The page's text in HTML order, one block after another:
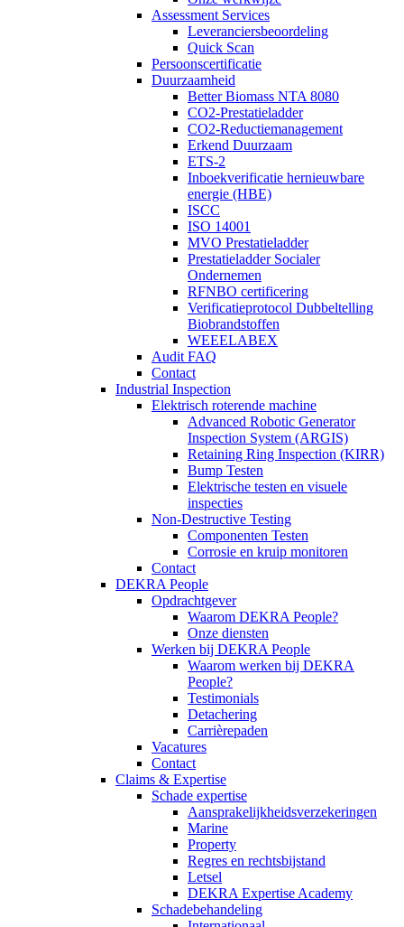
Assessment Services
Leveranciersbeoordeling
Quick Scan
Persoonscertificatie
Duurzaamheid
Better Biomass NTA 8080
CO2-Prestatieladder
CO2-Reductiemanagement
Erkend Duurzaam
ETS-2
Inboekverificatie hernieuwbare
energie (HBE)
ISCC
ISO 14001
MVO Prestatieladder
Prestatieladder Socialer
Ondernemen
RFNBO certificering
Verificatieprotocol Dubbeltelling
Biobrandstoffen
WEEELABEX
Audit FAQ
Contact
Industrial Inspection
Elektrisch roterende machine
Advanced Robotic Generator
Inspection System (ARGIS)
Retaining Ring Inspection (KIRR)
Bump Testen
Elektrische testen en visuele
inspecties
Non-Destructive Testing
Componenten Testen
Corrosie en kruip monitoren
Contact
DEKRA People
Opdrachtgever
Waarom DEKRA People?
Onze diensten
Werken bij DEKRA People
Waarom werken bij DEKRA
People?
Testimonials
Detachering
Carrièrepaden
Vacatures
Contact
Claims & Expertise
Schade expertise
Aansprakelijkheidsverzekeringen
Marine
Property
Regres en rechtsbijstand
Letsel
DEKRA Expertise Academy
Schadebehandeling